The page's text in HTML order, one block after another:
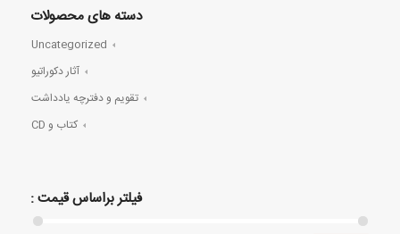
دسته های محصولات
Uncategorized
آثار دکوراتیو
تقویم و دفترچه یادداشت
کتاب و CD
فیلتر براساس قیمت :